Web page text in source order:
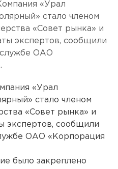
«Урал
стало членом
«Совет рынка» и
экспертов, сообщили
службе ОАО
«Урал
стало членом
«Совет рынка» и
экспертов, сообщили
ОАО «Корпорация
было закреплено